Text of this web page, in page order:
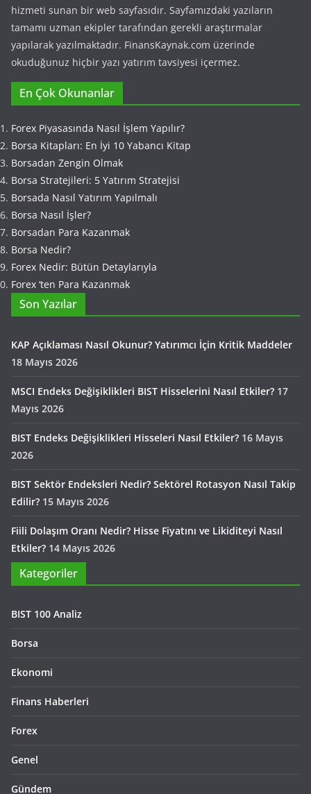
hizmeti sunan bir web sayfasıdır. Sayfamızdaki yazıların
tamamı uzman ekipler tarafından gerekli araştırmalar
yapılarak yazılmaktadır. FinansKaynak.com üzerinde
okuduğunuz hiçbir yazı yatırım tavsiyesi içermez.
En Çok Okunanlar
Forex Piyasasında Nasıl İşlem Yapılır?
Borsa Kitapları: En İyi 10 Yabancı Kitap
Borsadan Zengin Olmak
Borsa Stratejileri: 5 Yatırım Stratejisi
Borsada Nasıl Yatırım Yapılmalı
Borsa Nasıl İşler?
Borsadan Para Kazanmak
Borsa Nedir?
Forex Nedir: Bütün Detaylarıyla
Forex ‘ten Para Kazanmak
Son Yazılar
KAP Açıklaması Nasıl Okunur? Yatırımcı İçin Kritik Maddeler
18 Mayıs 2026
MSCI Endeks Değişiklikleri BIST Hisselerini Nasıl Etkiler? 17
Mayıs 2026
BIST Endeks Değişiklikleri Hisseleri Nasıl Etkiler? 16 Mayıs
2026
BIST Sektör Endeksleri Nedir? Sektörel Rotasyon Nasıl Takip
Edilir? 15 Mayıs 2026
Fiili Dolaşım Oranı Nedir? Hisse Fiyatını ve Likiditeyi Nasıl
Etkiler? 14 Mayıs 2026
Kategoriler
BIST 100 Analiz
Borsa
Ekonomi
Finans Haberleri
Forex
Genel
Gündem